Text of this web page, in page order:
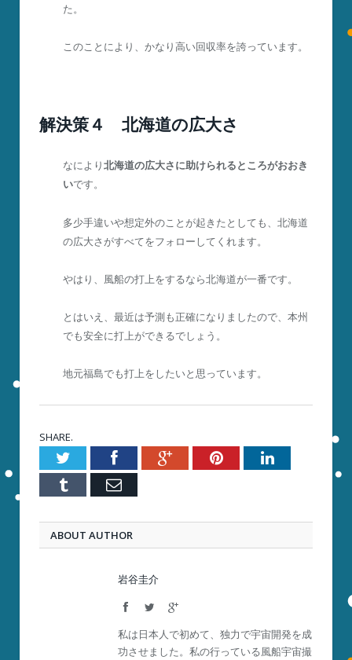
た。
このことにより、かなり高い回収率を誇っています。
解決策４ 北海道の広大さ
なにより北海道の広大さに助けられるところがおおき
いです。
多少手違いや想定外のことが起きたとしても、北海道
の広大さがすべてをフォローしてくれます。
やはり、風船の打上をするなら北海道が一番です。
とはいえ、最近は予測も正確になりましたので、本州
でも安全に打上ができるでしょう。
地元福島でも打上をしたいと思っています。
SHARE.
TwitterFacebookGoogle+PinterestLinkedIn
Tumblr Email
ABOUT AUTHOR
岩谷圭介
Facebook
TwitterGoogle+
私は日本人で初めて、独力で宇宙開発を成
功させました。私の行っている風船宇宙撮